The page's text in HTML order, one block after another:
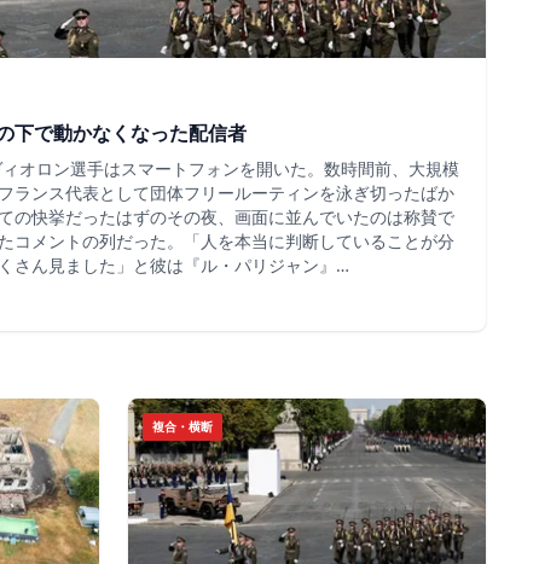
下で動かなくなった配信者
オロン選手はスマートフォンを開いた。数時間前、大規模
ランス代表として団体フリールーティンを泳ぎ切ったばか
の快挙だったはずのその夜、画面に並んでいたのは称賛で
コメントの列だった。「人を本当に判断していることが分
さん見ました」と彼は『ル・パリジャン』…
複合・横断